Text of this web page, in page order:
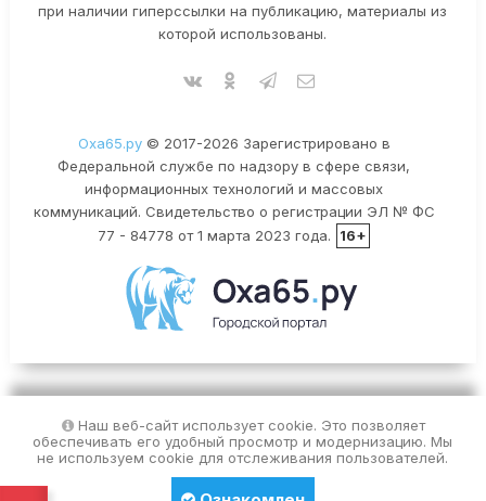
при наличии гиперссылки на публикацию, материалы из
которой использованы.
Оха65.ру© 2017-2026 Зарегистрировано в
Федеральной службе по надзору в сфере связи,
информационных технологий и массовых
коммуникаций. Свидетельство о регистрации ЭЛ № ФС
77 - 84778 от 1 марта 2023 года.
16+
Наш веб-сайт использует cookie. Это позволяет
обеспечивать его удобный просмотр и модернизацию. Мы
не используем cookie для отслеживания пользователей.